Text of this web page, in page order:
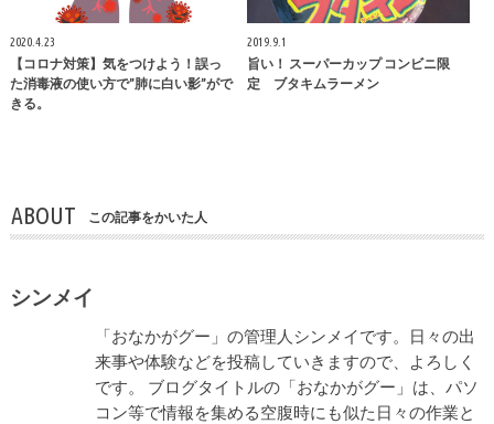
2020.4.23
【コロナ対策】気をつけよう！誤っ
た消毒液の使い方で”肺に白い影”がで
きる。
2019.9.1
旨い！ スーパーカップ コンビニ限
定 ブタキムラーメン
ABOUT この記事をかいた人
シンメイ
「おなかがグー」の管理人シンメイです。日々の出
来事や体験などを投稿していきますので、よろしく
です。 ブログタイトルの「おなかがグー」は、パソ
コン等で情報を集める空腹時にも似た日々の作業と